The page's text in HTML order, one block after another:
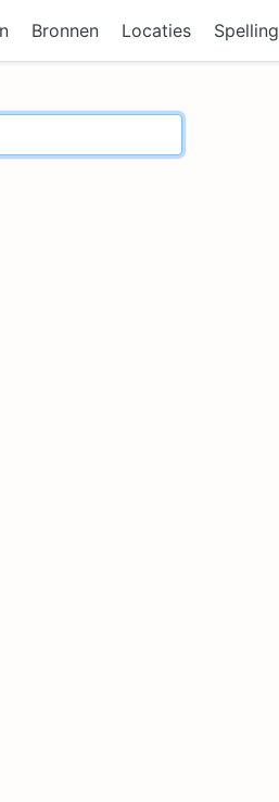
Bronnen Locaties Spelling